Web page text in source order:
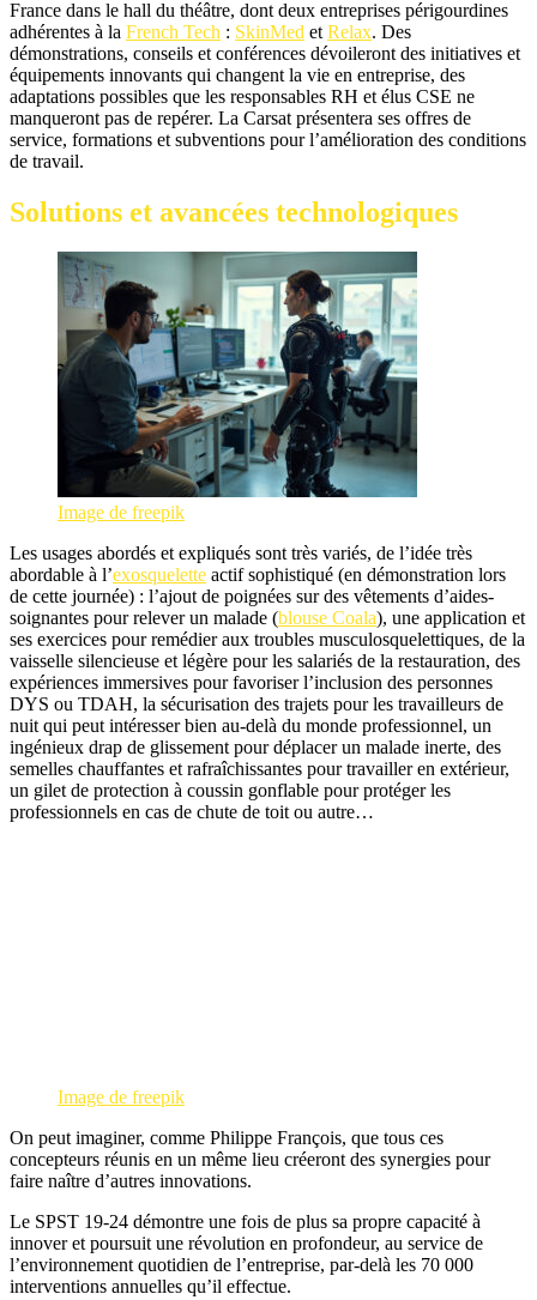
France dans le hall du théâtre, dont deux entreprises périgourdines
adhérentes à la French Tech : SkinMed et Relax. Des
démonstrations, conseils et conférences dévoileront des initiatives et
équipements innovants qui changent la vie en entreprise, des
adaptations possibles que les responsables RH et élus CSE ne
manqueront pas de repérer. La Carsat présentera ses offres de
service, formations et subventions pour l’amélioration des conditions
de travail.
Solutions et avancées technologiques
Image de freepik
Les usages abordés et expliqués sont très variés, de l’idée très
abordable à l’exosquelette actif sophistiqué (en démonstration lors
de cette journée) : l’ajout de poignées sur des vêtements d’aides-
soignantes pour relever un malade (blouse Coala), une application et
ses exercices pour remédier aux troubles musculosquelettiques, de la
vaisselle silencieuse et légère pour les salariés de la restauration, des
expériences immersives pour favoriser l’inclusion des personnes
DYS ou TDAH, la sécurisation des trajets pour les travailleurs de
nuit qui peut intéresser bien au-delà du monde professionnel, un
ingénieux drap de glissement pour déplacer un malade inerte, des
semelles chauffantes et rafraîchissantes pour travailler en extérieur,
un gilet de protection à coussin gonflable pour protéger les
professionnels en cas de chute de toit ou autre…
Image de freepik
On peut imaginer, comme Philippe François, que tous ces
concepteurs réunis en un même lieu créeront des synergies pour
faire naître d’autres innovations.
Le SPST 19-24 démontre une fois de plus sa propre capacité à
innover et poursuit une révolution en profondeur, au service de
l’environnement quotidien de l’entreprise, par-delà les 70 000
interventions annuelles qu’il effectue.